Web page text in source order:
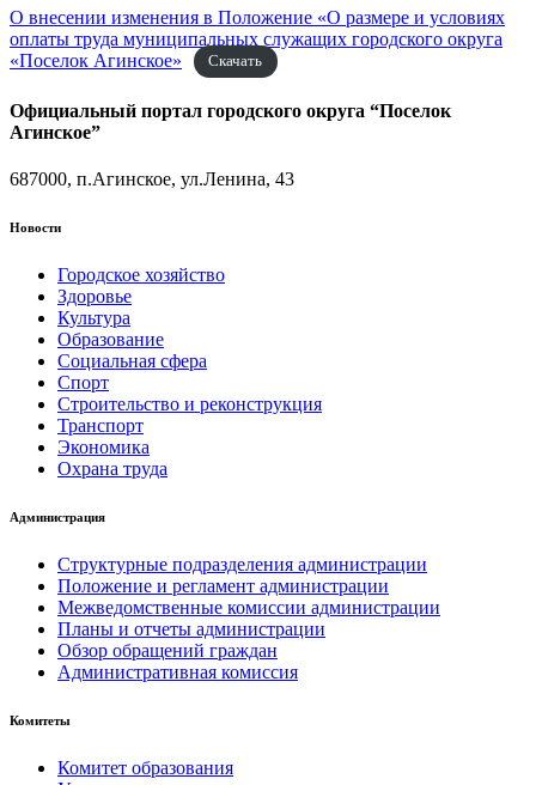
О внесении изменения в Положение «О размере и условиях
оплаты труда муниципальных служащих городского округа
«Поселок Агинское»
Скачать
Официальный портал городского округа “Поселок
Агинское”
687000, п.Агинское, ул.Ленина, 43
Новости
Городское хозяйство
Здоровье
Культура
Образование
Социальная сфера
Спорт
Строительство и реконструкция
Транспорт
Экономика
Охрана труда
Администрация
Структурные подразделения администрации
Положение и регламент администрации
Межведомственные комиссии администрации
Планы и отчеты администрации
Обзор обращений граждан
Административная комиссия
Комитеты
Комитет образования